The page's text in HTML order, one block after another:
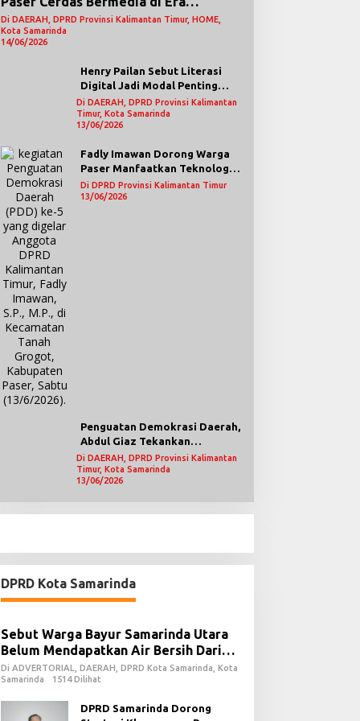
Demokrasi Digital
Di DAERAH, DPRD Provinsi Kalimantan Timur, HOME,
Kota Samarinda
14/06/2026
Henry Pailan Sebut Literasi
Digital Jadi Modal Penting
Wujudkan Demokrasi yang
Lebih Terbuka
Di DAERAH, DPRD Provinsi Kalimantan
Timur, Kota Samarinda
13/06/2026
Fadly Imawan Dorong Warga
Paser Manfaatkan Teknologi
Digital untuk Mengawasi
Jalannya Pemerintahan
Di DPRD Provinsi Kalimantan Timur
13/06/2026
Penguatan Demokrasi Daerah,
Abdul Giaz Tekankan
Pentingnya Teknologi
Informasi
Di DAERAH, DPRD Provinsi Kalimantan
Timur, Kota Samarinda
13/06/2026
DPRD Kota Samarinda
Sebut Warga Bayur Samarinda Utara
Belum Mendapatkan Air Bersih Dari
PDAM
Di ADVERTORIAL, DAERAH, DPRD Kota Samarinda, Kota
Samarinda
1514 Dilihat
DPRD Samarinda Dorong